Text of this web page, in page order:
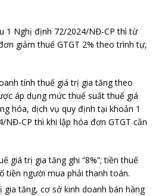
1 Nghị định 72/2024/NĐ-CP thì từ
giảm thuế GTGT 2% theo trình tự,
tính thuế giá trị gia tăng theo
áp dụng mức thuế suất thuế giá
hóa, dịch vụ quy định tại khoản 1
CP thì khi lập hóa đơn GTGT cần
giá trị gia tăng ghi “8%”; tiền thuế
tiền người mua phải thanh toán.
gia tăng, cơ sở kinh doanh bán hàng